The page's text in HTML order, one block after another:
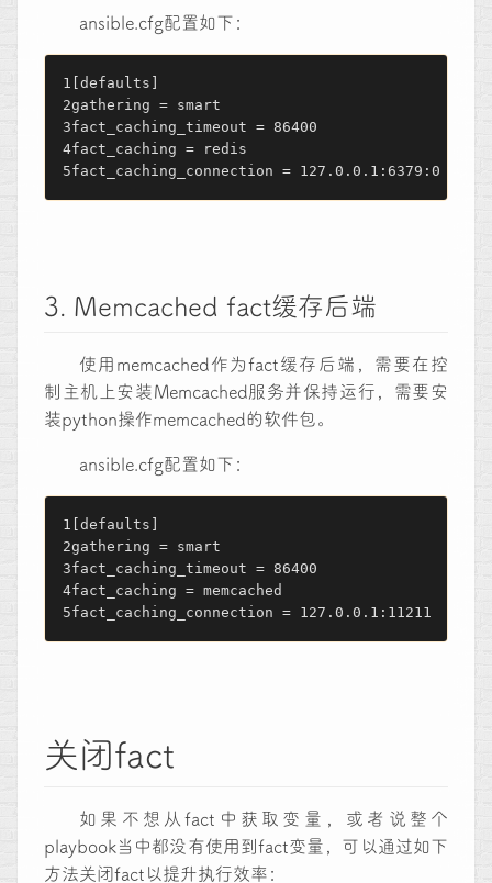
ansible.cfg配置如下：
[defaults]
gathering = smart
fact_caching_timeout = 86400
fact_caching = redis
fact_caching_connection = 127.0.0.1:6379:0
3. Memcached fact缓存后端
使用memcached作为fact缓存后端，需要在控
制主机上安装Memcached服务并保持运行，需要安
装python操作memcached的软件包。
ansible.cfg配置如下：
[defaults]
gathering = smart
fact_caching_timeout = 86400
fact_caching = memcached
fact_caching_connection = 127.0.0.1:11211
关闭fact
如果不想从fact中获取变量，或者说整个
playbook当中都没有使用到fact变量，可以通过如下
方法关闭fact以提升执行效率：